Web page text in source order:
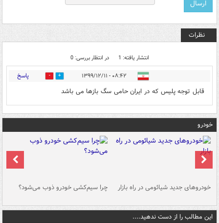
نظرات
انتشار یافته: 1 در انتظار بررسی: 0
۰۸:۴۲ - ۱۳۹۹/۱۲/۱۱ 1 پاسخ
قابل توجه پلیس که در ایران حامی سگ بازها می باشد
خودرو
خودروهای جدید شیائومی در راه بازار چرا سیم‌کشی خودرو ذوب می‌شود؟
این مطالب را از دست ندهید....